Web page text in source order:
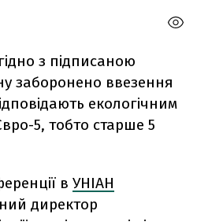
з підписаною
заборонено ввезення
екологічним
5, тобто старше 5
в УНІАН
директор